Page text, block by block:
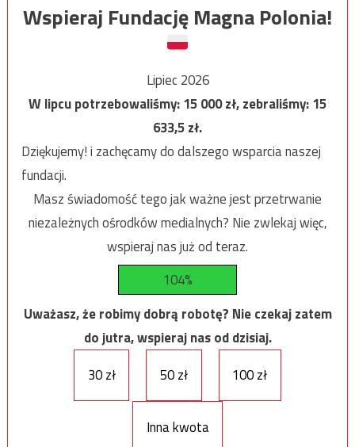
Wspieraj Fundację Magna Polonia!
Lipiec 2026
W lipcu potrzebowaliśmy:15 000zł, zebraliśmy:15
633,5zł.
Dziękujemy! i zachęcamy do dalszego wsparcia naszej
fundacji.
Masz świadomość tego jak ważne jest przetrwanie
niezależnych ośrodków medialnych? Nie zwlekaj więc,
wspieraj nas już od teraz.
104%
Uważasz, że robimy dobrą robotę? Nie czekaj zatem
do jutra, wspieraj nas od dzisiaj.
30 zł
50 zł 100 zł
Inna kwota